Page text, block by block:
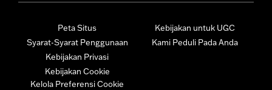
Peta Situs
Syarat-Syarat Penggunaan
Kebijakan Privasi
Kebijakan Cookie
Kelola Preferensi Cookie
Kebijakan untuk UGC
Kami Peduli Pada Anda